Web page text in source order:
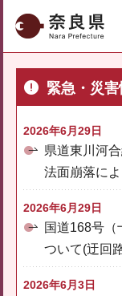
奈良県
緊急・災害
2026年6月29日
県道東川河
法面崩落に
2026年6月29日
国道168号（
ついて(迂回
2026年6月3日